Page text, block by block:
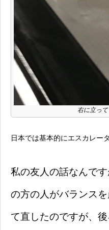
右に立っ
日本では基本的にエスカレー
私の友人の話なんで
の方の人がバランス
て直したのですが、